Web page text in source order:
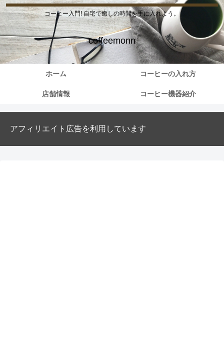
コーヒー入門! 自宅で癒しの時間を手に入れよう。
coffeemonn
ホーム コーヒーの入れ方
店舗情報 コーヒー機器紹介
アフィリエイト広告を利用しています